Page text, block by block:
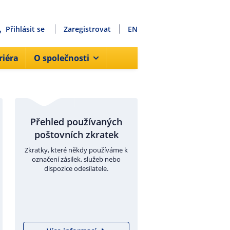
Přihlásit se Zaregistrovat EN
O společnosti
Přehled používaných
poštovních zkratek
Zkratky, které někdy používáme k
označení zásilek, služeb nebo
dispozice odesílatele.